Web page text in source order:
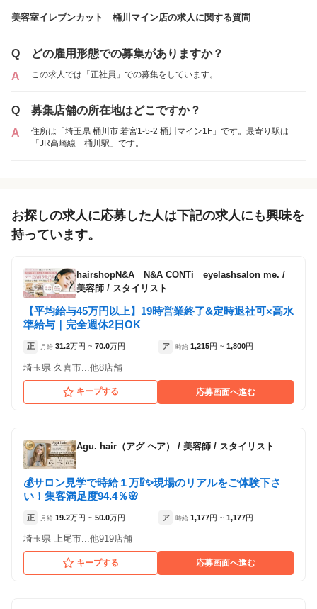
正社員
美容室イレブンカット 桶川マイン店の求人に関する質問
Q
どの雇用形態での募集がありますか？
A
この求人では「正社員」での募集をしています。
Q
募集店舗の所在地はどこですか？
A
住所は「埼玉県 桶川市 若宮1-5-2 桶川マイン1F」です。最寄り駅は
「JR高崎線 桶川駅」です。
お探しの求人に応募した人は下記の求人にも興味を
持っています。
hairshopN&A N&A CONTi eyelashsalon me. /
美容師 / スタイリスト
【平均給与45万円以上】19時営業終了&定時退社可×高水
準給与｜完全週休2日OK
正 月給 31.2万円 ~ 70.0万円 ア 時給 1,215円 ~ 1,800円
埼玉県 久喜市...他8店舗
キープする 応募画面へ進む
Agu. hair（アグ ヘア） / 美容師 / スタイリスト
💰サロン見学で時給１万⁉✨現場のリアルをご体験下さ
い！集客満足度94.4％🌸
正 月給 19.2万円 ~ 50.0万円 ア 時給 1,177円 ~ 1,177円
埼玉県 上尾市...他919店舗
キープする 応募画面へ進む